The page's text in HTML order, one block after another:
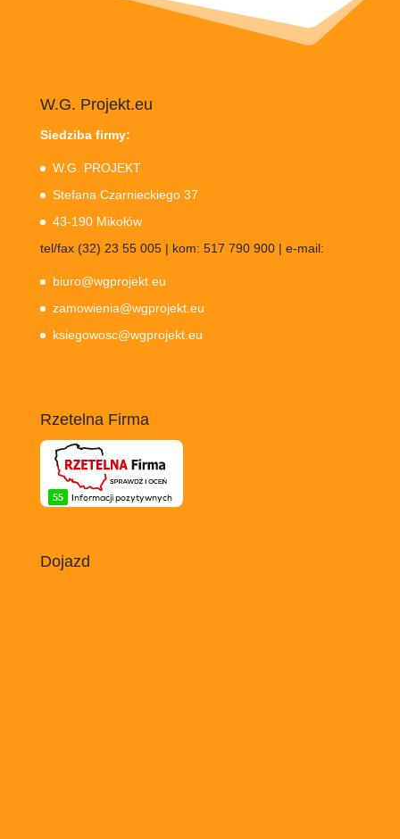
W.G. Projekt.eu
Siedziba firmy:
W.G. PROJEKT
Stefana Czarnieckiego 37
43-190 Mikołów
tel/fax (32) 23 55 005 | kom: 517 790 900 | e-mail:
biuro@wgprojekt.eu
zamowienia@wgprojekt.eu
ksiegowosc@wgprojekt.eu
Rzetelna Firma
Dojazd